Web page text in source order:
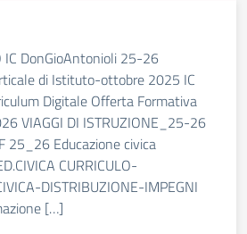
IC DonGioAntonioli 25-26
di Istituto-ottobre 2025 IC
Digitale Offerta Formativa
VIAGGI DI ISTRUZIONE_25-26
25_26 Educazione civica
CURRICULO-
DISTRIBUZIONE-IMPEGNI
[…]